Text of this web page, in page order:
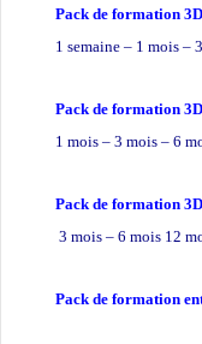
Pack de formation 3D
1 semaine – 1 mois –
Pack de formation
1 mois – 3 mois – 6
Pack de formation
3 mois – 6 mois 12
Pack de formation